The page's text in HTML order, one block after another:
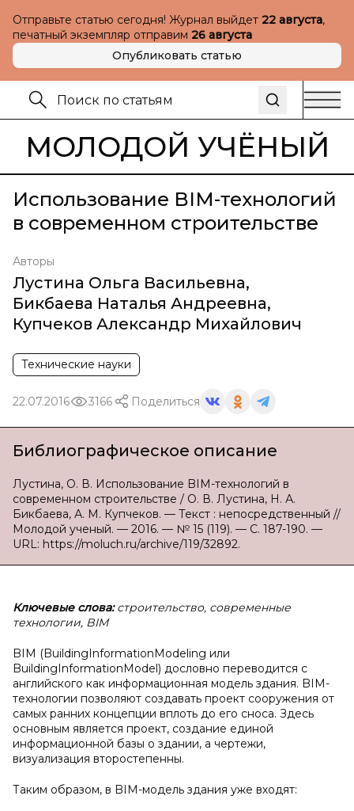
Отправьте статью сегодня! Журнал выйдет 22 августа,
печатный экземпляр отправим 26 августа
Опубликовать статью
МОЛОДОЙ УЧЁНЫЙ
Использование BIM-технологий
в современном строительстве
Авторы
Лустина Ольга Васильевна,
Бикбаева Наталья Андреевна,
Купчеков Александр Михайлович
Технические науки
22.07.2016 3166 Поделиться
Библиографическое описание
Лустина, О. В. Использование BIM-технологий в
современном строительстве / О. В. Лустина, Н. А.
Бикбаева, А. М. Купчеков. — Текст : непосредственный //
Молодой ученый. — 2016. — № 15 (119). — С. 187-190. —
URL: https://moluch.ru/archive/119/32892.
Ключевые слова:строительство, современные
технологии, BIM
BIM (BuildingInformationModeling или
BuildingInformationModel) дословно переводится с
английского как информационная модель здания. BIM-
технологии позволяют создавать проект сооружения от
самых ранних концепции вплоть до его сноса. Здесь
основным является проект, создание единой
информационной базы о здании, а чертежи,
визуализация второстепенны.
Таким образом, в BIM-модель здания уже входят: